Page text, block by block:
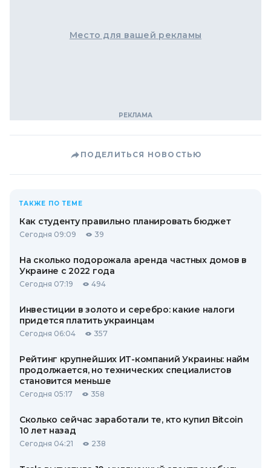
Место для вашей рекламы
ПОДЕЛИТЬСЯ НОВОСТЬЮ
ТАКЖЕ ПО ТЕМЕ
Как студенту правильно планировать бюджет
Сегодня 09:09 39
На сколько подорожала аренда частных домов в
Украине с 2022 года
Сегодня 07:19 494
Инвестиции в золото и серебро: какие налоги
придется платить украинцам
Сегодня 06:04 357
Рейтинг крупнейших ИТ-компаний Украины: найм
продолжается, но технических специалистов
становится меньше
Сегодня 05:17 358
Сколько сейчас заработали те, кто купил Bitcoin
10 лет назад
Сегодня 04:21 238